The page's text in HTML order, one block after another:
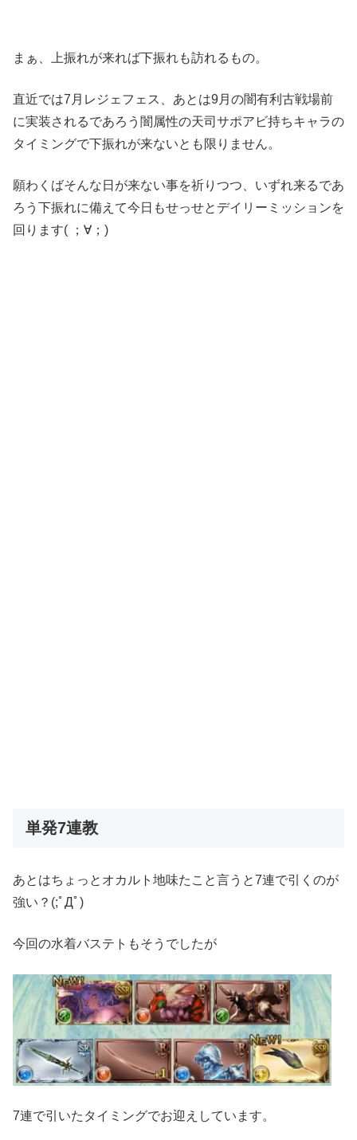
まぁ、上振れが来れば下振れも訪れるもの。
直近では7月レジェフェス、あとは9月の闇有利古戦場前
に実装されるであろう闇属性の天司サポアビ持ちキャラの
タイミングで下振れが来ないとも限りません。
願わくばそんな日が来ない事を祈りつつ、いずれ来るであ
ろう下振れに備えて今日もせっせとデイリーミッションを
回ります( ；∀；)
単発7連教
あとはちょっとオカルト地味たこと言うと7連で引くのが
強い？(;ﾟДﾟ)
今回の水着バステトもそうでしたが
7連で引いたタイミングでお迎えしています。